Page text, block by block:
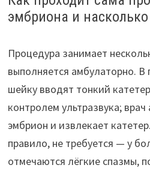
эмбриона и
Процедура занимает
выполняется амбулаторно. В
шейку вводят тонкий
контролем ультразвука; врач
эмбрион и извлекает
правило, не требуется — у
отмечаются лёгкие спазмы,